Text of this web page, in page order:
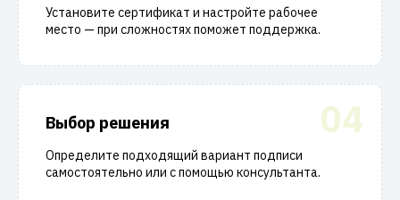
Установите сертификат и настройте рабочее
место — при сложностях поможет поддержка.
04
Выбор решения
Определите подходящий вариант подписи
самостоятельно или с помощью консультанта.